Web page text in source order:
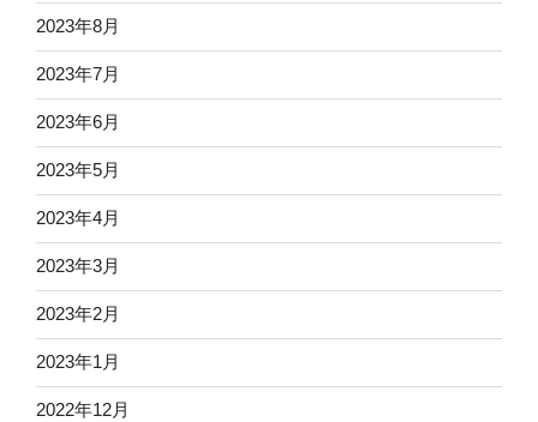
2023年8月
2023年7月
2023年6月
2023年5月
2023年4月
2023年3月
2023年2月
2023年1月
2022年12月